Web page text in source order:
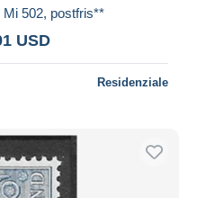
Mi 502, postfris**
USD
Residenziale